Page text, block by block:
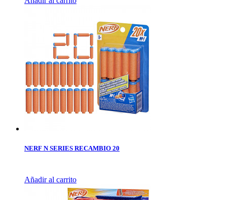
NERF N SERIES RECAMBIO 20
Añadir al carrito